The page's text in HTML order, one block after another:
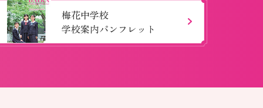
梅花中学校
学校案内パンフレット